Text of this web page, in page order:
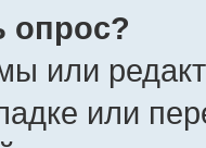
опрос?
или
или